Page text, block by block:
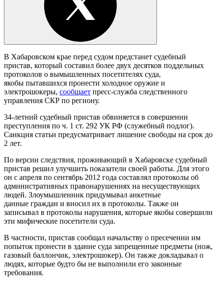
В Хабаровском крае перед судом предстанет судебный
пристав, который составил более двух десятков поддельных
протоколов о вымышленных посетителях суда,
якобы пытавшихся пронести холодное оружие и
электрошокеры, сообщает пресс-служба следственного
управления СКР по региону.
34-летний судебный пристав обвиняется в совершении
преступления по ч. 1 ст. 292 УК РФ (служебный подлог).
Санкция статьи предусматривает лишение свободы на срок до
2 лет.
По версии следствия, проживающий в Хабаровске судебный
пристав решил улучшить показатели своей работы. Для этого
он с апреля по сентябрь 2012 года составлял протоколы об
административных правонарушениях на несуществующих
людей. Злоумышленник придумывал анкетные
данные граждан и вносил их в протоколы. Также он
записывал в протоколы нарушения, которые якобы совершили
эти мифические посетители суда.
В частности, пристав сообщал начальству о пресечении им
попыток пронести в здание суда запрещенные предметы (нож,
газовый баллончик, электрошокер). Он также докладывал о
людях, которые будто бы не выполнили его законные
требования.